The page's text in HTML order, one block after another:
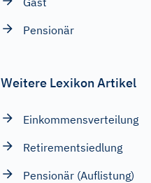
Pensionär
Weitere Lexikon Artikel
Einkommensverteilung
Retirementsiedlung
Pensionär (Auflistung)